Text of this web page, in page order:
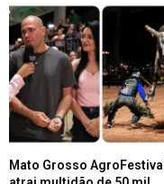
Mato Grosso AgroFestival